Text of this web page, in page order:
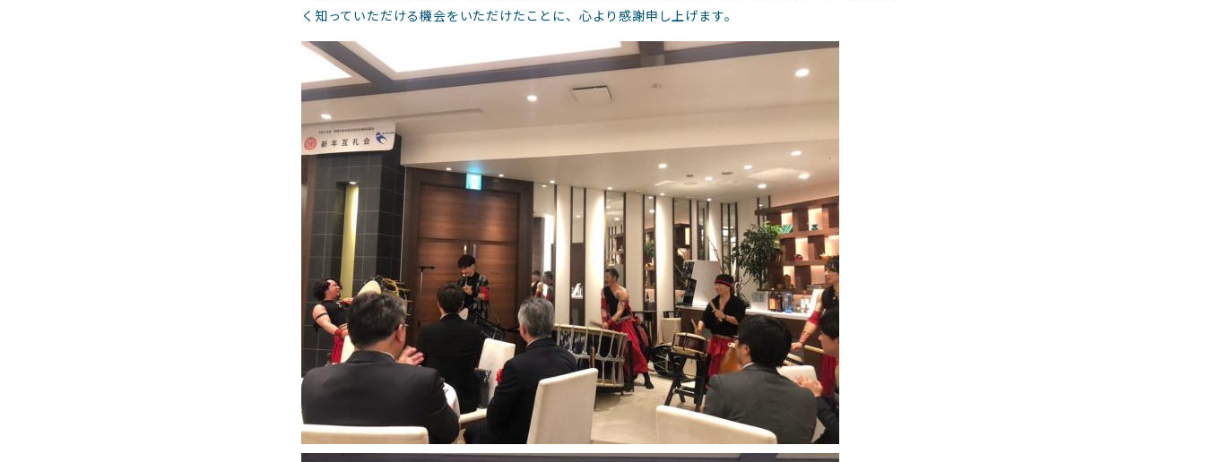
く知っていただける機会をいただけたことに、心より感謝申し上げます。